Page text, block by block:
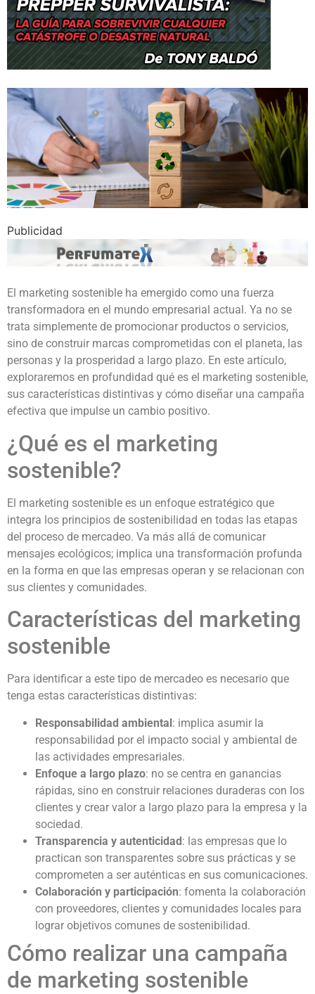
Publicidad
El marketing sostenible ha emergido como una fuerza
transformadora en el mundo empresarial actual. Ya no se
trata simplemente de promocionar productos o servicios,
sino de construir marcas comprometidas con el planeta, las
personas y la prosperidad a largo plazo. En este artículo,
exploraremos en profundidad qué es el marketing sostenible,
sus características distintivas y cómo diseñar una campaña
efectiva que impulse un cambio positivo.
¿Qué es el marketing
sostenible?
El marketing sostenible es un enfoque estratégico que
integra los principios de sostenibilidad en todas las etapas
del proceso de mercadeo. Va más allá de comunicar
mensajes ecológicos; implica una transformación profunda
en la forma en que las empresas operan y se relacionan con
sus clientes y comunidades.
Características del marketing
sostenible
Para identificar a este tipo de mercadeo es necesario que
tenga estas características distintivas:
Responsabilidad ambiental: implica asumir la
responsabilidad por el impacto social y ambiental de
las actividades empresariales.
Enfoque a largo plazo: no se centra en ganancias
rápidas, sino en construir relaciones duraderas con los
clientes y crear valor a largo plazo para la empresa y la
sociedad.
Transparencia y autenticidad: las empresas que lo
practican son transparentes sobre sus prácticas y se
comprometen a ser auténticas en sus comunicaciones.
Colaboración y participación: fomenta la colaboración
con proveedores, clientes y comunidades locales para
lograr objetivos comunes de sostenibilidad.
Cómo realizar una campaña
de marketing sostenible